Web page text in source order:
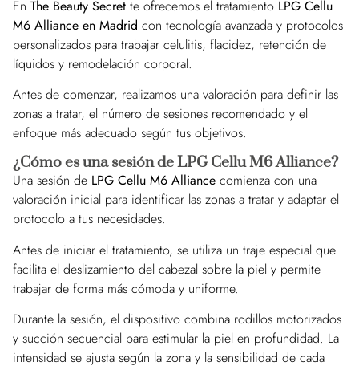
En The Beauty Secret te ofrecemos el tratamiento LPG Cellu
M6 Alliance en Madrid con tecnología avanzada y protocolos
personalizados para trabajar celulitis, flacidez, retención de
líquidos y remodelación corporal.
Antes de comenzar, realizamos una valoración para definir las
zonas a tratar, el número de sesiones recomendado y el
enfoque más adecuado según tus objetivos.
¿Cómo es una sesión de LPG Cellu M6 Alliance?
Una sesión de LPG Cellu M6 Alliance comienza con una
valoración inicial para identificar las zonas a tratar y adaptar el
protocolo a tus necesidades.
Antes de iniciar el tratamiento, se utiliza un traje especial que
facilita el deslizamiento del cabezal sobre la piel y permite
trabajar de forma más cómoda y uniforme.
Durante la sesión, el dispositivo combina rodillos motorizados
y succión secuencial para estimular la piel en profundidad. La
intensidad se ajusta según la zona y la sensibilidad de cada